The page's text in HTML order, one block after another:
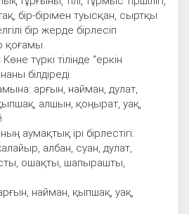
бір-бірімен туысқан, сыртқы
бір жерде бірлесіп
қоғамы.
түркі тілінде “еркін
білдіреді.
арғын, найман, дулат,
алшын, қоңырат, уақ,
аумақтық ірі бірлестігі.
албан, суан, дулат,
ошақты, шапырашты,
найман, қыпшақ, уақ,